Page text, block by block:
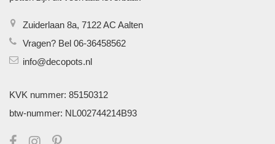
Zuiderlaan 8a, 7122 AC Aalten
Vragen? Bel 06-36458562
info@decopots.nl
KVK nummer: 85150312
btw-nummer: NL002744214B93